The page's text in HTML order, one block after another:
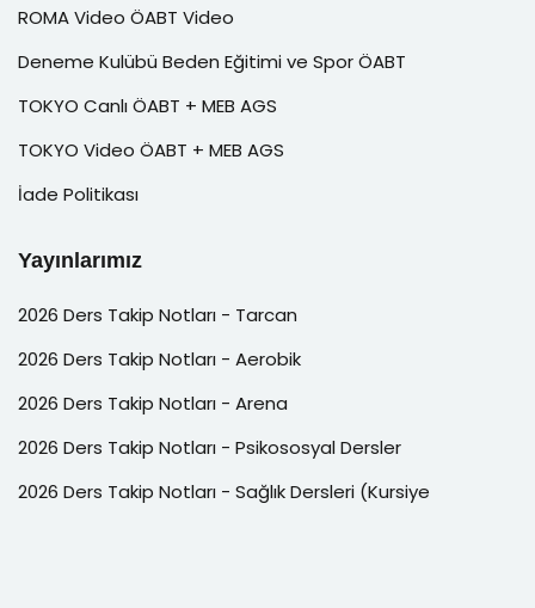
ROMA Video ÖABT Video
Deneme Kulübü Beden Eğitimi ve Spor ÖABT
TOKYO Canlı ÖABT + MEB AGS
TOKYO Video ÖABT + MEB AGS
İade Politikası
Yayınlarımız
2026 Ders Takip Notları - Tarcan
2026 Ders Takip Notları - Aerobik
2026 Ders Takip Notları - Arena
2026 Ders Takip Notları - Psikososyal Dersler
2026 Ders Takip Notları - Sağlık Dersleri (Kursiye